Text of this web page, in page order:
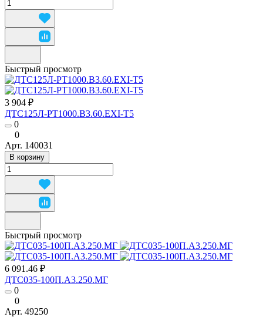
Быстрый просмотр
3 904 ₽
ДТС125Л-РТ1000.В3.60.ЕХI-Т5
0
0
Арт. 140031
В корзину
Быстрый просмотр
6 091.46 ₽
ДТС035-100П.А3.250.МГ
0
0
Арт. 49250